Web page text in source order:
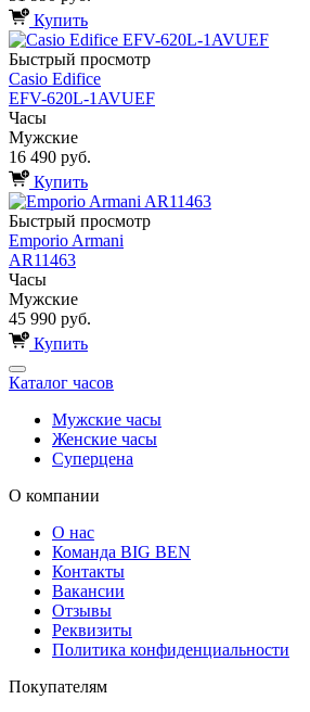
Купить
Быстрый просмотр
Casio Edifice
EFV-620L-1AVUEF
Часы
Мужские
16 490 руб.
Купить
Быстрый просмотр
Emporio Armani
AR11463
Часы
Мужские
45 990 руб.
Купить
Каталог часов
Мужские часы
Женские часы
Суперцена
О компании
О нас
Команда BIG BEN
Контакты
Вакансии
Отзывы
Реквизиты
Политика конфиденциальности
Покупателям